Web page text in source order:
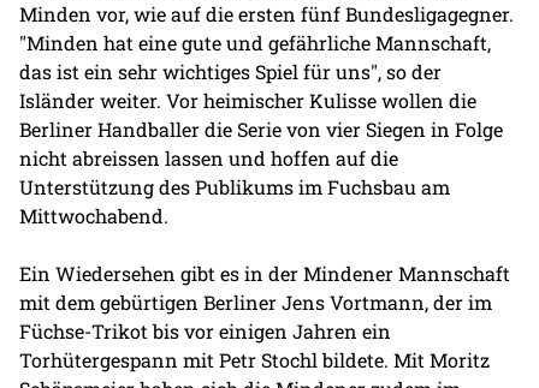
Minden vor, wie auf die ersten fünf Bundesligagegner.
"Minden hat eine gute und gefährliche Mannschaft,
das ist ein sehr wichtiges Spiel für uns", so der
Isländer weiter. Vor heimischer Kulisse wollen die
Berliner Handballer die Serie von vier Siegen in Folge
nicht abreissen lassen und hoffen auf die
Unterstützung des Publikums im Fuchsbau am
Mittwochabend.
Ein Wiedersehen gibt es in der Mindener Mannschaft
mit dem gebürtigen Berliner Jens Vortmann, der im
Füchse-Trikot bis vor einigen Jahren ein
Torhütergespann mit Petr Stochl bildete. Mit Moritz